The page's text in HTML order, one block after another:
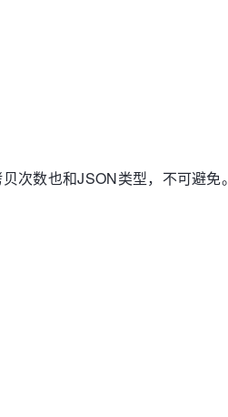
次数也和JSON类型，不可避免。